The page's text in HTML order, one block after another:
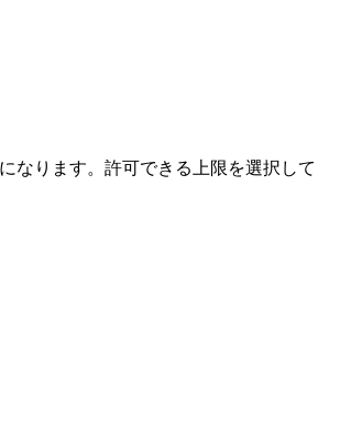
なります。許可できる上限を選択して